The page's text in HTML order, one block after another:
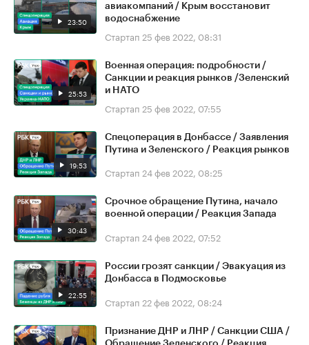
23:50
авиакомпаний / Крым восстановит
водоснабжение
Стартап 25 фев 2022, 08:31
25:53
Военная операция: подробности /
Санкции и реакция рынков /Зеленский
и НАТО
Стартап 25 фев 2022, 07:55
19:53
Спецоперация в Донбассе / Заявления
Путина и Зеленского / Реакция рынков
Стартап 24 фев 2022, 08:25
30:43
Срочное обращение Путина, начало
военной операции / Реакция Запада
Стартап 24 фев 2022, 07:52
22:55
России грозят санкции / Эвакуация из
Донбасса в Подмосковье
Стартап 22 фев 2022, 08:24
Признание ДНР и ЛНР / Санкции США /